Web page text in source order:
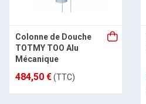
Colonne de Douche
TOTMY TOO Alu
Mécanique
484,50 €(TTC)